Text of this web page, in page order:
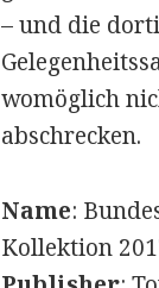
– und die
womöglich
abschrecken.
Name:
Kollektion